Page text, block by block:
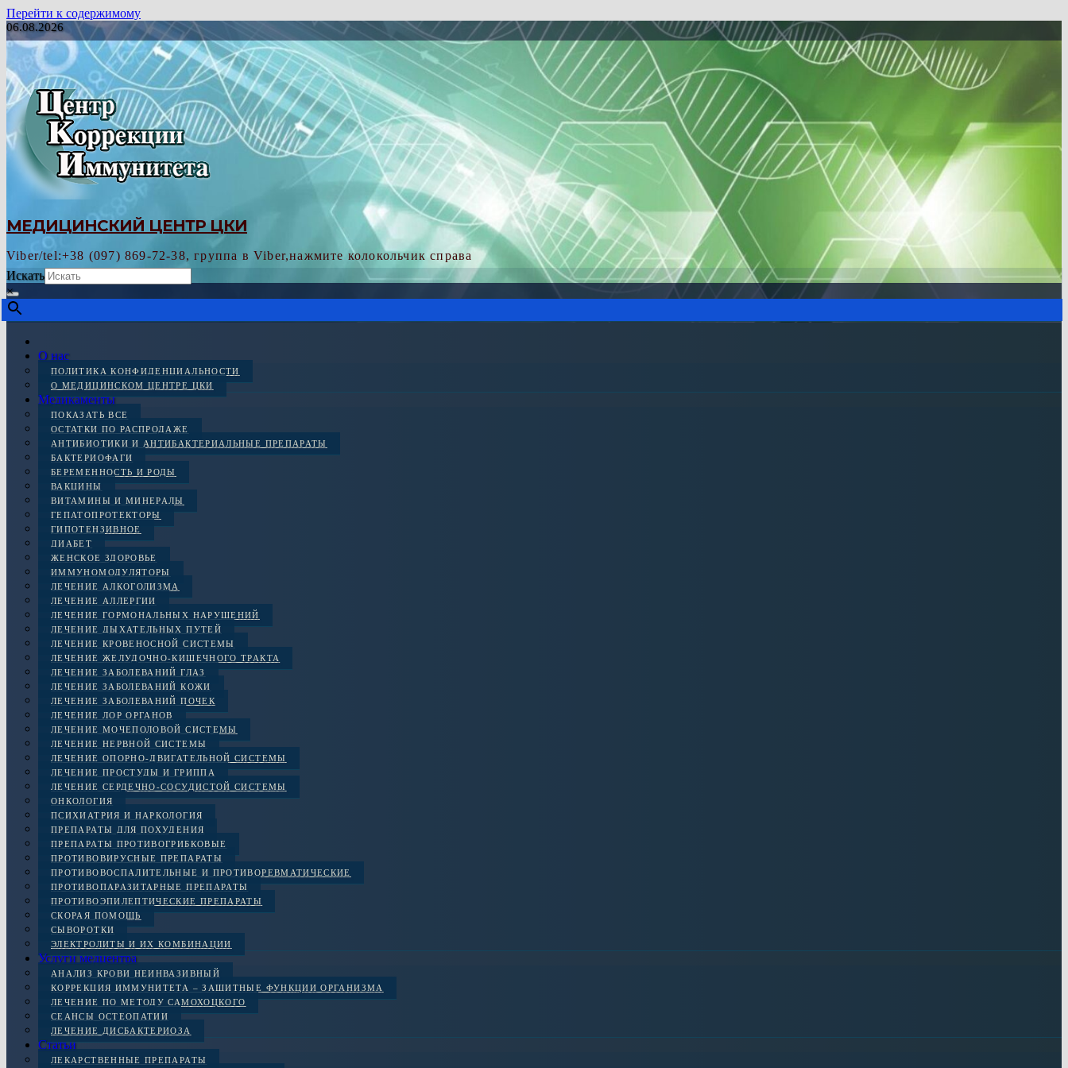
Перейти к содержимому
06.08.2026
МЕДИЦИНСКИЙ ЦЕНТР ЦКИ
Viber/tel:+38 (097) 869-72-38, группа в Viber,нажмите колокольчик справа
Искать
×
О нас
ПОЛИТИКА КОНФИДЕНЦИАЛЬНОСТИ
О МЕДИЦИНСКОМ ЦЕНТРЕ ЦКИ
Медикаменты
ПОКАЗАТЬ ВСЕ
ОСТАТКИ ПО РАСПРОДАЖЕ
АНТИБИОТИКИ И АНТИБАКТЕРИАЛЬНЫЕ ПРЕПАРАТЫ
БАКТЕРИОФАГИ
БЕРЕМЕННОСТЬ И РОДЫ
ВАКЦИНЫ
ВИТАМИНЫ И МИНЕРАЛЫ
ГЕПАТОПРОТЕКТОРЫ
ГИПОТЕНЗИВНОЕ
ДИАБЕТ
ЖЕНСКОЕ ЗДОРОВЬЕ
ИММУНОМОДУЛЯТОРЫ
ЛЕЧЕНИЕ АЛКОГОЛИЗМА
ЛЕЧЕНИЕ АЛЛЕРГИИ
ЛЕЧЕНИЕ ГОРМОНАЛЬНЫХ НАРУШЕНИЙ
ЛЕЧЕНИЕ ДЫХАТЕЛЬНЫХ ПУТЕЙ
ЛЕЧЕНИЕ КРОВЕНОСНОЙ СИСТЕМЫ
ЛЕЧЕНИЕ ЖЕЛУДОЧНО-КИШЕЧНОГО ТРАКТА
ЛЕЧЕНИЕ ЗАБОЛЕВАНИЙ ГЛАЗ
ЛЕЧЕНИЕ ЗАБОЛЕВАНИЙ КОЖИ
ЛЕЧЕНИЕ ЗАБОЛЕВАНИЙ ПОЧЕК
ЛЕЧЕНИЕ ЛОР ОРГАНОВ
ЛЕЧЕНИЕ МОЧЕПОЛОВОЙ СИСТЕМЫ
ЛЕЧЕНИЕ НЕРВНОЙ СИСТЕМЫ
ЛЕЧЕНИЕ ОПОРНО-ДВИГАТЕЛЬНОЙ СИСТЕМЫ
ЛЕЧЕНИЕ ПРОСТУДЫ И ГРИППА
ЛЕЧЕНИЕ СЕРДЕЧНО-СОСУДИСТОЙ СИСТЕМЫ
ОНКОЛОГИЯ
ПСИХИАТРИЯ И НАРКОЛОГИЯ
ПРЕПАРАТЫ ДЛЯ ПОХУДЕНИЯ
ПРЕПАРАТЫ ПРОТИВОГРИБКОВЫЕ
ПРОТИВОВИРУСНЫЕ ПРЕПАРАТЫ
ПРОТИВОВОСПАЛИТЕЛЬНЫЕ И ПРОТИВОРЕВМАТИЧЕСКИЕ
ПРОТИВОПАРАЗИТАРНЫЕ ПРЕПАРАТЫ
ПРОТИВОЭПИЛЕПТИЧЕСКИЕ ПРЕПАРАТЫ
СКОРАЯ ПОМОЩЬ
СЫВОРОТКИ
ЭЛЕКТРОЛИТЫ И ИХ КОМБИНАЦИИ
Услуги медцентра
АНАЛИЗ КРОВИ НЕИНВАЗИВНЫЙ
КОРРЕКЦИЯ ИММУНИТЕТА – ЗАЩИТНЫЕ ФУНКЦИИ ОРГАНИЗМА
ЛЕЧЕНИЕ ПО МЕТОДУ САМОХОЦКОГО
СЕАНСЫ ОСТЕОПАТИИ
ЛЕЧЕНИЕ ДИСБАКТЕРИОЗА
Статьи
ЛЕКАРСТВЕННЫЕ ПРЕПАРАТЫ